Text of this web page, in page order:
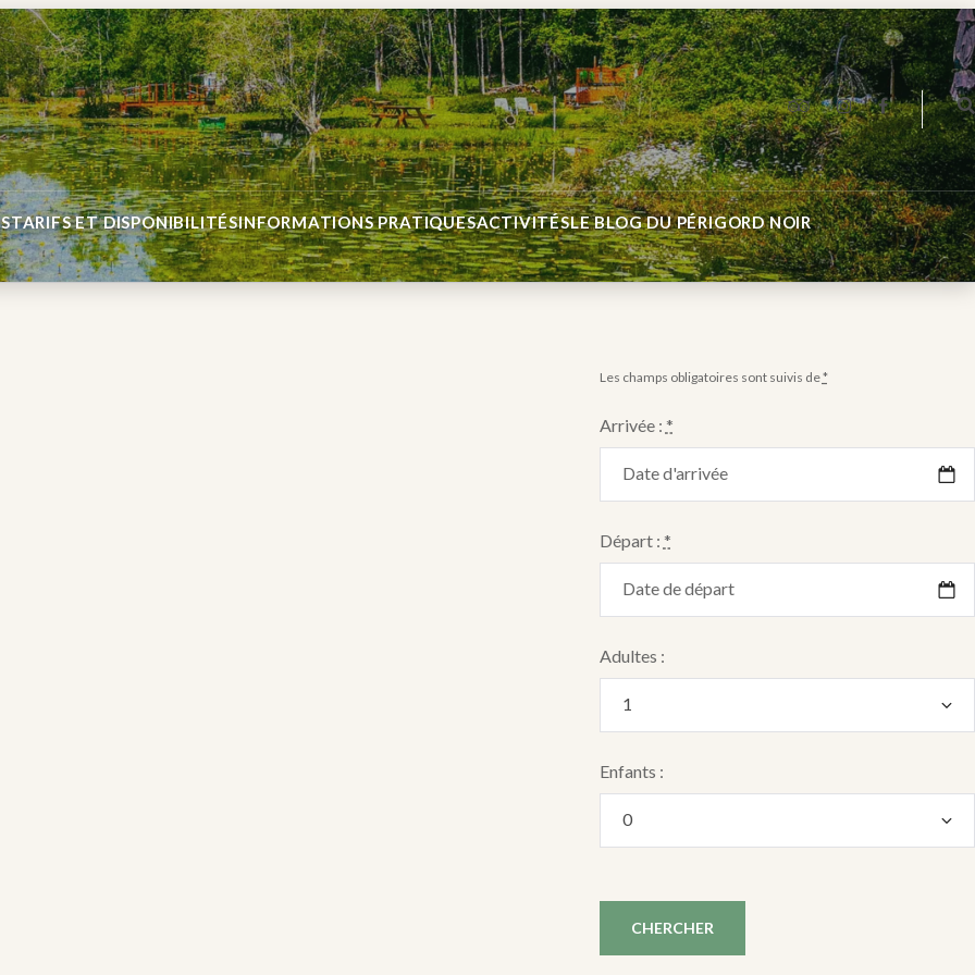
TARIFS ET DISPONIBILITÉSINFORMATIONS PRATIQUESACTIVITÉSLE BLOG DU PÉRIGORD NOIR
TRIPADVISOR
INSTAGRAM
FACEBOOK
Les champs obligatoires sont suivis de*
Arrivée : *
Départ : *
Adultes :
Enfants :